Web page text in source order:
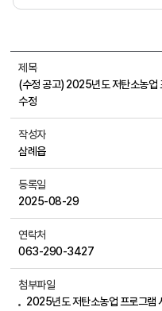
제목
(수정 공고) 2025년도 저탄소농업
수정
작성자
삼례읍
등록일
2025-08-29
연락처
063-290-3427
첨부파일
2025년도 저탄소농업 프로그램